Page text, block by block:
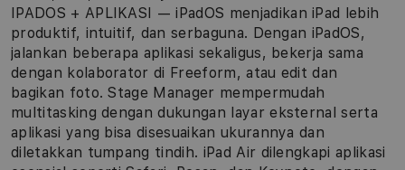
IPADOS + APLIKASI — iPadOS menjadikan iPad lebih
produktif, intuitif, dan serbaguna. Dengan iPadOS,
jalankan beberapa aplikasi sekaligus, bekerja sama
dengan kolaborator di Freeform, atau edit dan
bagikan foto. Stage Manager mempermudah
multitasking dengan dukungan layar eksternal serta
aplikasi yang bisa disesuaikan ukurannya dan
diletakkan tumpang tindih. iPad Air dilengkapi aplikasi